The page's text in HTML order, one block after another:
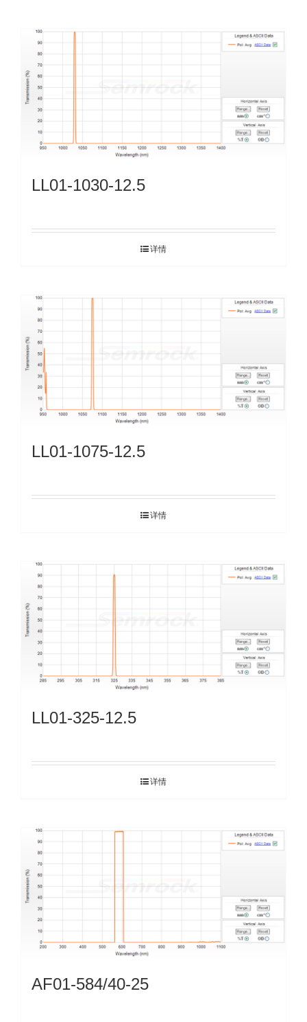
LL01-1030-12.5
详情
LL01-1075-12.5
详情
LL01-325-12.5
详情
AF01-584/40-25